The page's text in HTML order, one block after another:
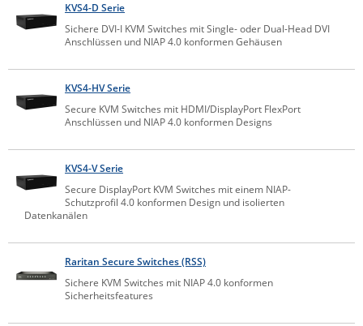
Riello UPS
Server Technology
Siretta
SIRIO Antenne
Sunbird
Tactical Software
TEKTELIC
Teltonika
WATTECO
KVS4-D Serie
Sichere DVI-I KVM Switches mit Single- oder Dual-Head DVI
Anschlüssen und NIAP 4.0 konformen Gehäusen
KVS4-HV Serie
Secure KVM Switches mit HDMI/DisplayPort FlexPort
Anschlüssen und NIAP 4.0 konformen Designs
KVS4-V Serie
Secure DisplayPort KVM Switches mit einem NIAP-
Schutzprofil 4.0 konformen Design und isolierten
Datenkanälen
Raritan Secure Switches (RSS)
Sichere KVM Switches mit NIAP 4.0 konformen
Sicherheitsfeatures